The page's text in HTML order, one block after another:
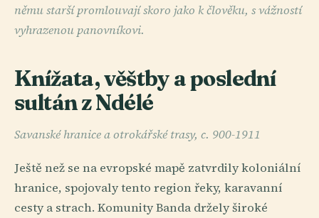
němu starší promlouvají skoro jako k člověku, s vážností
vyhrazenou panovníkovi.
Knížata, věštby a poslední
sultán z Ndélé
Savanské hranice a otrokářské trasy, c. 900-1911
Ještě než se na evropské mapě zatvrdily koloniální
hranice, spojovaly tento region řeky, karavanní
cesty a strach. Komunity Banda držely široké